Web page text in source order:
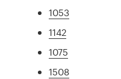
1053
1142
1075
1508